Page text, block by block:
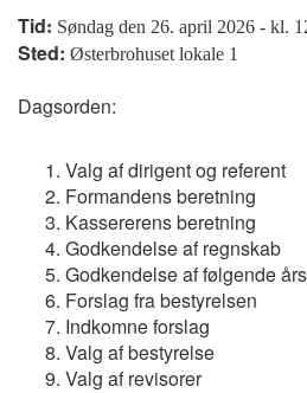
Tid: Søndag den 26. april 2026 - kl.
Sted: Østerbrohuset lokale 1
Dagsorden:
Valg af dirigent og referent
Formandens beretning
Kassererens beretning
Godkendelse af regnskab
Godkendelse af følgende
Forslag fra bestyrelsen
Indkomne forslag
Valg af bestyrelse
Valg af revisorer